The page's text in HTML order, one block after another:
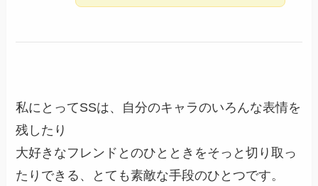
私にとってSSは、自分のキャラのいろんな表情を
残したり
大好きなフレンドとのひとときをそっと切り取っ
たりできる、とても素敵な手段のひとつです。